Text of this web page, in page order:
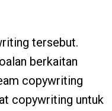
tersebut.
berkaitan
copywriting
copywriting untuk